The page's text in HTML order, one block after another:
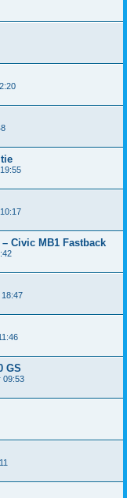
Civic MB1 Fastback
GS
09:53